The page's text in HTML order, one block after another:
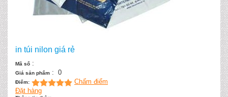
in túi nilon giá rẻ
Mã số :
Giá sản phẩm : 0
Điểm:
Chấm điểm
Đặt hàng